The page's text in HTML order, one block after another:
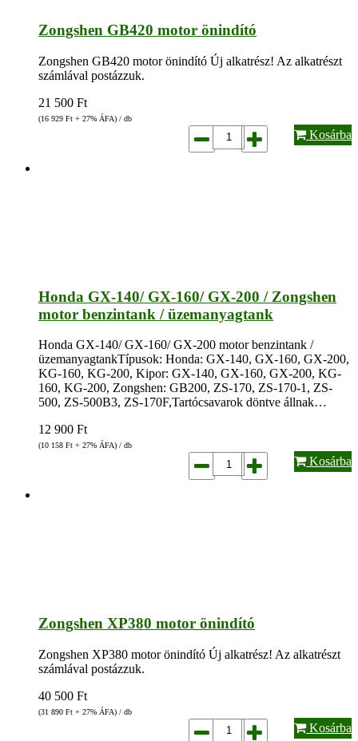
Zongshen GB420 motor önindító
Zongshen GB420 motor önindító Új alkatrész! Az alkatrészt
számlával postázzuk.
21 500 Ft
(16 929 Ft + 27% ÁFA) / db
Kosárba
Honda GX-140/ GX-160/ GX-200 / Zongshen
motor benzintank / üzemanyagtank
Honda GX-140/ GX-160/ GX-200 motor benzintank /
üzemanyagtankTípusok: Honda: GX-140, GX-160, GX-200,
KG-160, KG-200, Kipor: GX-140, GX-160, GX-200, KG-
160, KG-200, Zongshen: GB200, ZS-170, ZS-170-1, ZS-
500, ZS-500B3, ZS-170F,Tartócsavarok döntve állnak…
12 900 Ft
(10 158 Ft + 27% ÁFA) / db
Kosárba
Zongshen XP380 motor önindító
Zongshen XP380 motor önindító Új alkatrész! Az alkatrészt
számlával postázzuk.
40 500 Ft
(31 890 Ft + 27% ÁFA) / db
Kosárba